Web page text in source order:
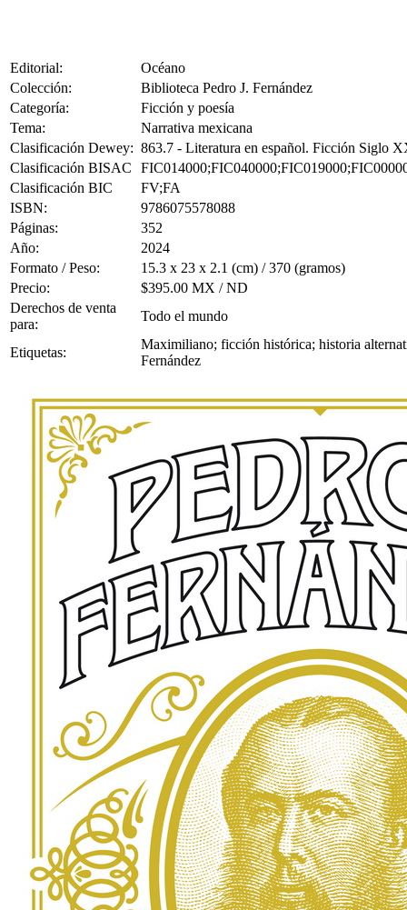
Editorial:
Océano
Colección:
Biblioteca Pedro J. Fernández
Categoría:
Ficción y poesía
Tema:
Narrativa mexicana
Clasificación Dewey: 863.7 - Literatura en español. Ficción Siglo
Clasificación BISAC
Clasificación BIC
FV;FA
ISBN:
9786075578088
Páginas:
352
Año:
2024
Formato / Peso:
15.3 x 23 x 2.1 (cm) / 370 (gramos)
Precio:
$395.00 MX / ND
Derechos de venta
para:
Todo el mundo
Etiquetas:
Maximiliano; ficción histórica; historia
Fernández